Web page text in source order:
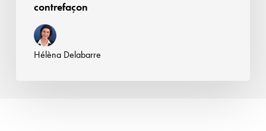
contrefaçon
Hélèna Delabarre